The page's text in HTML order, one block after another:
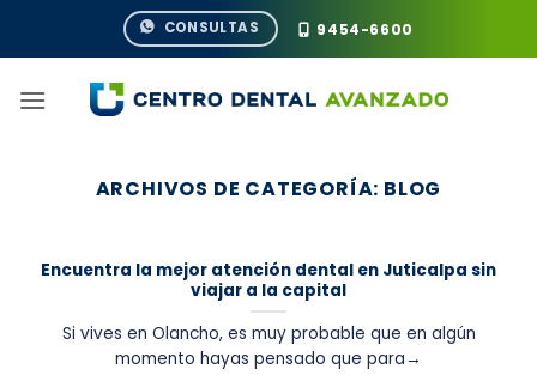
CONSULTAS 9454-6600
ARCHIVOS DE CATEGORÍA: BLOG
Encuentra la mejor atención dental en Juticalpa sin
viajar a la capital
Si vives en Olancho, es muy probable que en algún
momento hayas pensado que para→